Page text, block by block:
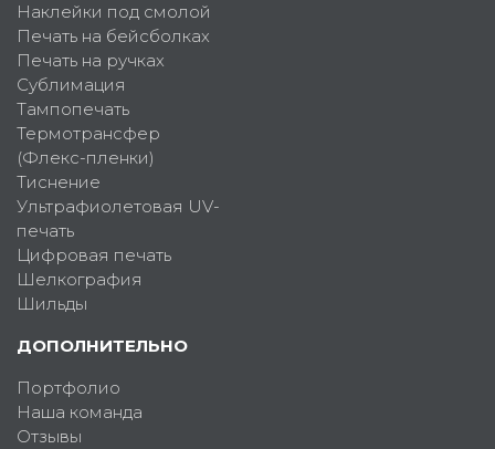
Наклейки под смолой
Печать на бейсболках
Печать на ручках
Сублимация
Тампопечать
Термотрансфер
(Флекс-пленки)
Тиснение
Ультрафиолетовая UV-
печать
Цифровая печать
Шелкография
Шильды
ДОПОЛНИТЕЛЬНО
Портфолио
Наша команда
Отзывы